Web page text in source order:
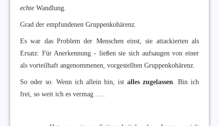
echte Wandlung.
Grad der empfundenen Gruppenkohärenz.
Es war das Problem der Menschen einst, sie attackierten als
Ersatz: Für Anerkennung - ließen sie sich aufsaugen von einer
als vorteilhaft angenommenen, vorgestellten Gruppenkohärenz.
So oder so. Wenn ich allein bin, ist alles zugelassen . Bin ich
frei, so weit ich es vermag .....